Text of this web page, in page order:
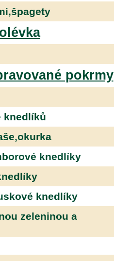
pokrmy
knedlíků
knedlíky
knedlíky
zeleninou a